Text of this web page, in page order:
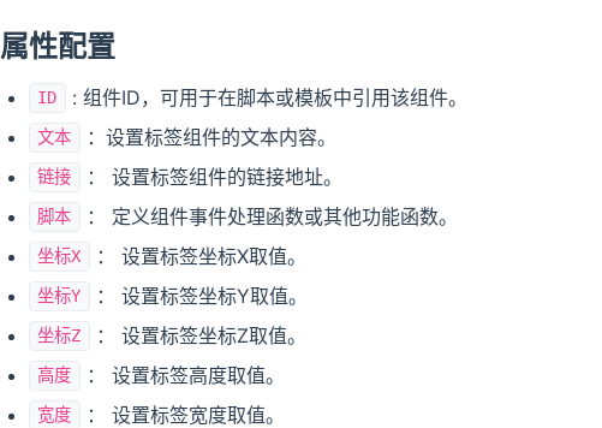
属性配置
ID : 组件ID，可用于在脚本或模板中引用该组件。
文本 ：设置标签组件的文本内容。
链接 ： 设置标签组件的链接地址。
脚本 ： 定义组件事件处理函数或其他功能函数。
坐标X ： 设置标签坐标X取值。
坐标Y ： 设置标签坐标Y取值。
坐标Z ： 设置标签坐标Z取值。
高度 ： 设置标签高度取值。
宽度 ： 设置标签宽度取值。